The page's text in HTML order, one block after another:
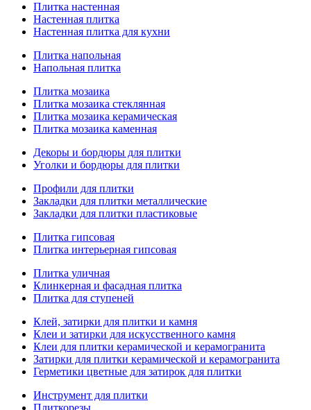
Плитка настенная
Настенная плитка
Настенная плитка для кухни
Плитка напольная
Напольная плитка
Плитка мозаика
Плитка мозаика стеклянная
Плитка мозаика керамическая
Плитка мозаика каменная
Декоры и бордюры для плитки
Уголки и бордюры для плитки
Профили для плитки
Закладки для плитки металлические
Закладки для плитки пластиковые
Плитка гипсовая
Плитка интерьерная гипсовая
Плитка уличная
Клинкерная и фасадная плитка
Плитка для ступеней
Клей, затирки для плитки и камня
Клеи и затирки для искусственного камня
Клеи для плитки керамической и керамогранита
Затирки для плитки керамической и керамогранита
Герметики цветные для затирок для плитки
Инструмент для плитки
Плиткорезы